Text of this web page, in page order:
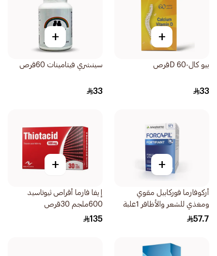
+
بيو كال-D 60قرص
33
+
سينشري فيتامينات 60قرص
33
+
أركوفارما فوركابيل مقوي
ومغذي للشعر والأظافر 1علبة
57.7
+
إيفا فارما أقراص ثيوتاسيد
600ملجم 30قرص
135